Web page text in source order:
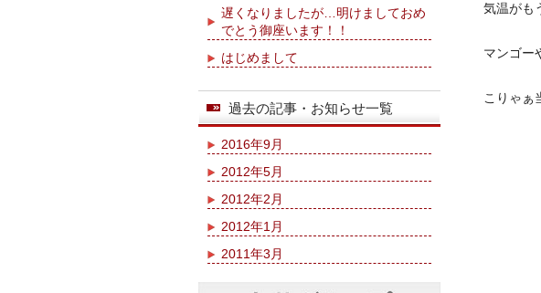
気温がも
マンゴー
こりゃぁ
遅くなりましたが…明けましておめ
でとう御座います！！
はじめまして
過去の記事・お知らせ一覧
2016年9月
2012年5月
2012年2月
2012年1月
2011年3月